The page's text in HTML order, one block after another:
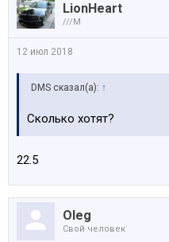
LionHeart
///M
12 июл 2018
DMS сказал(а): ↑
Сколько хотят?
22.5
Oleg
Свой человек